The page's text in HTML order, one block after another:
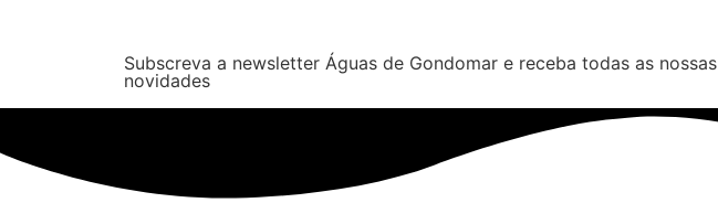
Subscreva a newsletter Águas de Gondomar e receba todas as nossas
novidades